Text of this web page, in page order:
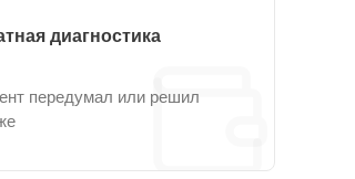
диагностика
передумал или решил